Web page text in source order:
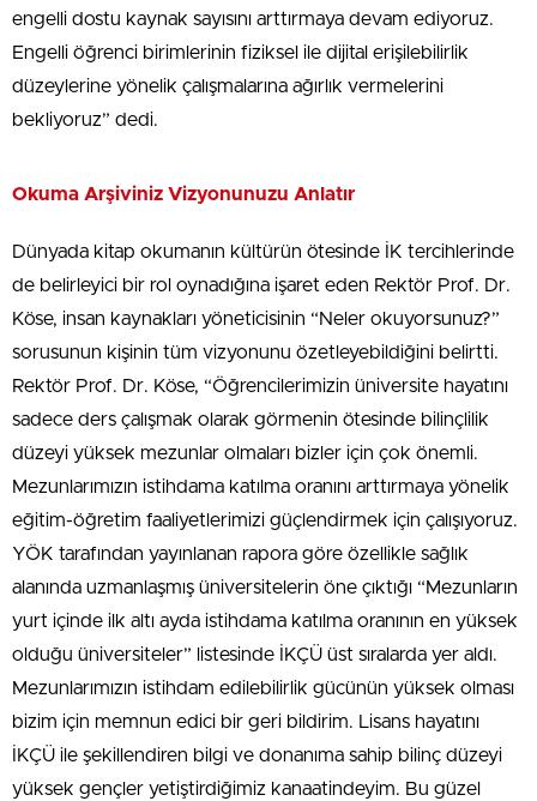
engelli dostu kaynak sayısını arttırmaya devam ediyoruz.
Engelli öğrenci birimlerinin fiziksel ile dijital erişilebilirlik
düzeylerine yönelik çalışmalarına ağırlık vermelerini
bekliyoruz” dedi.
Okuma Arşiviniz Vizyonunuzu Anlatır
Dünyada kitap okumanın kültürün ötesinde İK tercihlerinde
de belirleyici bir rol oynadığına işaret eden Rektör Prof. Dr.
Köse, insan kaynakları yöneticisinin “Neler okuyorsunuz?”
sorusunun kişinin tüm vizyonunu özetleyebildiğini belirtti.
Rektör Prof. Dr. Köse, “Öğrencilerimizin üniversite hayatını
sadece ders çalışmak olarak görmenin ötesinde bilinçlilik
düzeyi yüksek mezunlar olmaları bizler için çok önemli.
Mezunlarımızın istihdama katılma oranını arttırmaya yönelik
eğitim-öğretim faaliyetlerimizi güçlendirmek için çalışıyoruz.
YÖK tarafından yayınlanan rapora göre özellikle sağlık
alanında uzmanlaşmış üniversitelerin öne çıktığı “Mezunların
yurt içinde ilk altı ayda istihdama katılma oranının en yüksek
olduğu üniversiteler” listesinde İKÇÜ üst sıralarda yer aldı.
Mezunlarımızın istihdam edilebilirlik gücünün yüksek olması
bizim için memnun edici bir geri bildirim. Lisans hayatını
İKÇÜ ile şekillendiren bilgi ve donanıma sahip bilinç düzeyi
yüksek gençler yetiştirdiğimiz kanaatindeyim. Bu güzel